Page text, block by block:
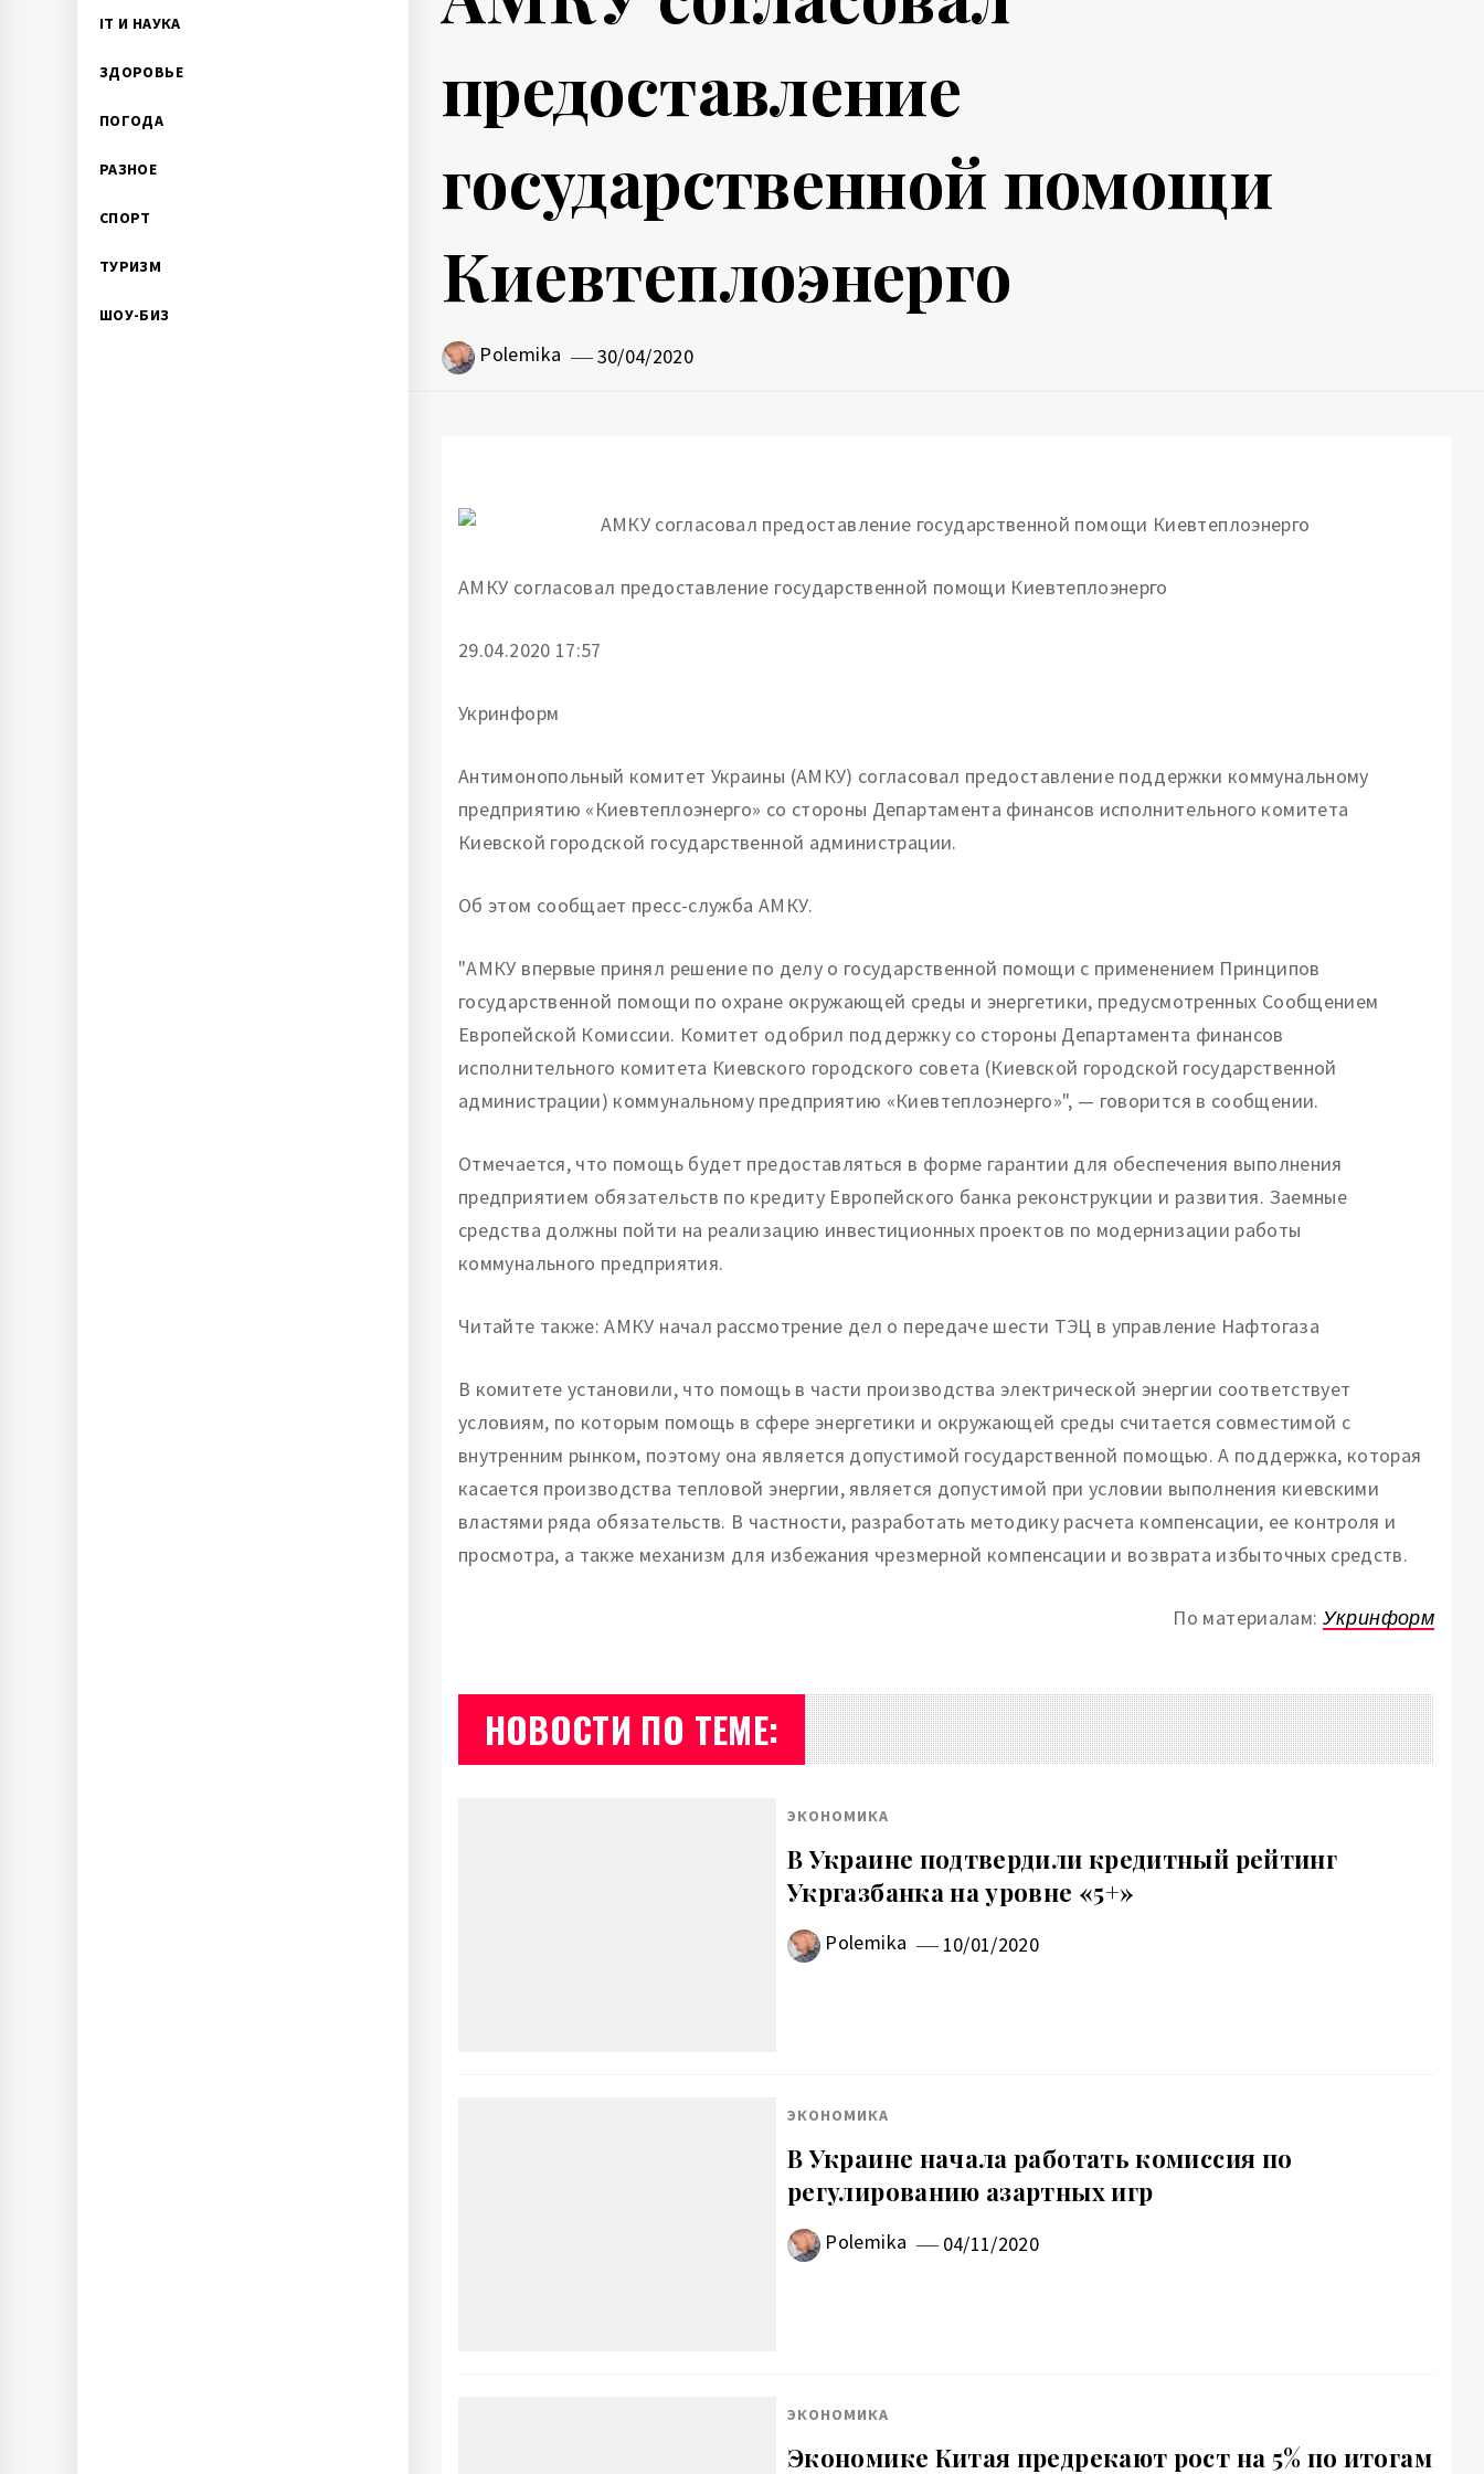
IT И НАУКА
ЗДОРОВЬЕ
ПОГОДА
РАЗНОЕ
СПОРТ
ТУРИЗМ
ШОУ-БИЗ
предоставление
государственной помощи
Киевтеплоэнерго
Polemika 30/04/2020
АМКУ согласовал предоставление государственной помощи Киевтеплоэнерго
29.04.2020 17:57
Укринформ
Антимонопольный комитет Украины (АМКУ) согласовал предоставление поддержки коммунальному
предприятию «Киевтеплоэнерго» со стороны Департамента финансов исполнительного комитета
Киевской городской государственной администрации.
Об этом сообщает пресс-служба АМКУ.
"АМКУ впервые принял решение по делу о государственной помощи с применением Принципов
государственной помощи по охране окружающей среды и энергетики, предусмотренных Сообщением
Европейской Комиссии. Комитет одобрил поддержку со стороны Департамента финансов
исполнительного комитета Киевского городского совета (Киевской городской государственной
администрации) коммунальному предприятию «Киевтеплоэнерго»", — говорится в сообщении.
Отмечается, что помощь будет предоставляться в форме гарантии для обеспечения выполнения
предприятием обязательств по кредиту Европейского банка реконструкции и развития. Заемные
средства должны пойти на реализацию инвестиционных проектов по модернизации работы
коммунального предприятия.
Читайте также: АМКУ начал рассмотрение дел о передаче шести ТЭЦ в управление Нафтогаза
В комитете установили, что помощь в части производства электрической энергии соответствует
условиям, по которым помощь в сфере энергетики и окружающей среды считается совместимой с
внутренним рынком, поэтому она является допустимой государственной помощью. А поддержка, которая
касается производства тепловой энергии, является допустимой при условии выполнения киевскими
властями ряда обязательств. В частности, разработать методику расчета компенсации, ее контроля и
просмотра, а также механизм для избежания чрезмерной компенсации и возврата избыточных средств.
По материалам: Укринформ
НОВОСТИ ПО ТЕМЕ:
ЭКОНОМИКА
В Украине подтвердили кредитный рейтинг
Укргазбанка на уровне «5+»
Polemika 10/01/2020
ЭКОНОМИКА
В Украине начала работать комиссия по
регулированию азартных игр
Polemika 04/11/2020
ЭКОНОМИКА
Экономике Китая предрекают рост на 5% по итогам